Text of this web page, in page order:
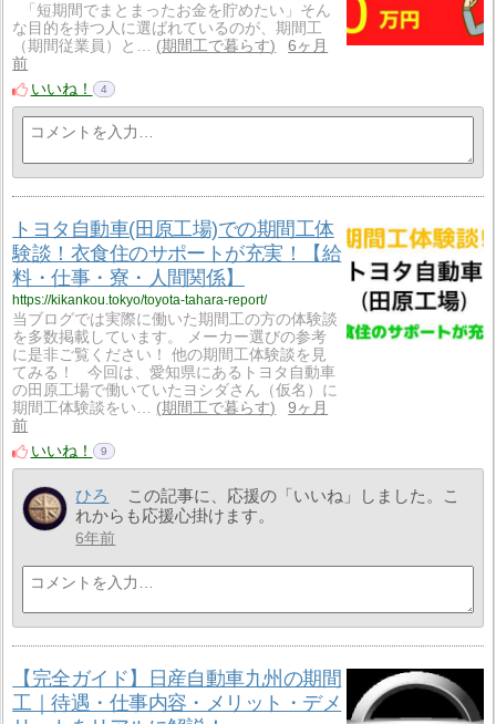
「短期間でまとまったお金を貯めたい」そん
な目的を持つ人に選ばれているのが、期間工
（期間従業員）と…
期間工で暮らす
6ヶ月
前
いいね！
4
トヨタ自動車(田原工場)での期間工体
験談！衣食住のサポートが充実！【給
料・仕事・寮・人間関係】
https://kikankou.tokyo/toyota-tahara-report/
当ブログでは実際に働いた期間工の方の体験談
を多数掲載しています。 メーカー選びの参考
に是非ご覧ください！ 他の期間工体験談を見
てみる！ 今回は、愛知県にあるトヨタ自動車
の田原工場で働いていたヨシダさん（仮名）に
期間工体験談をい…
期間工で暮らす
9ヶ月
前
いいね！
9
ひろ
この記事に、応援の「いいね」しました。こ
れからも応援心掛けます。
6年前
【完全ガイド】日産自動車九州の期間
工｜待遇・仕事内容・メリット・デメ